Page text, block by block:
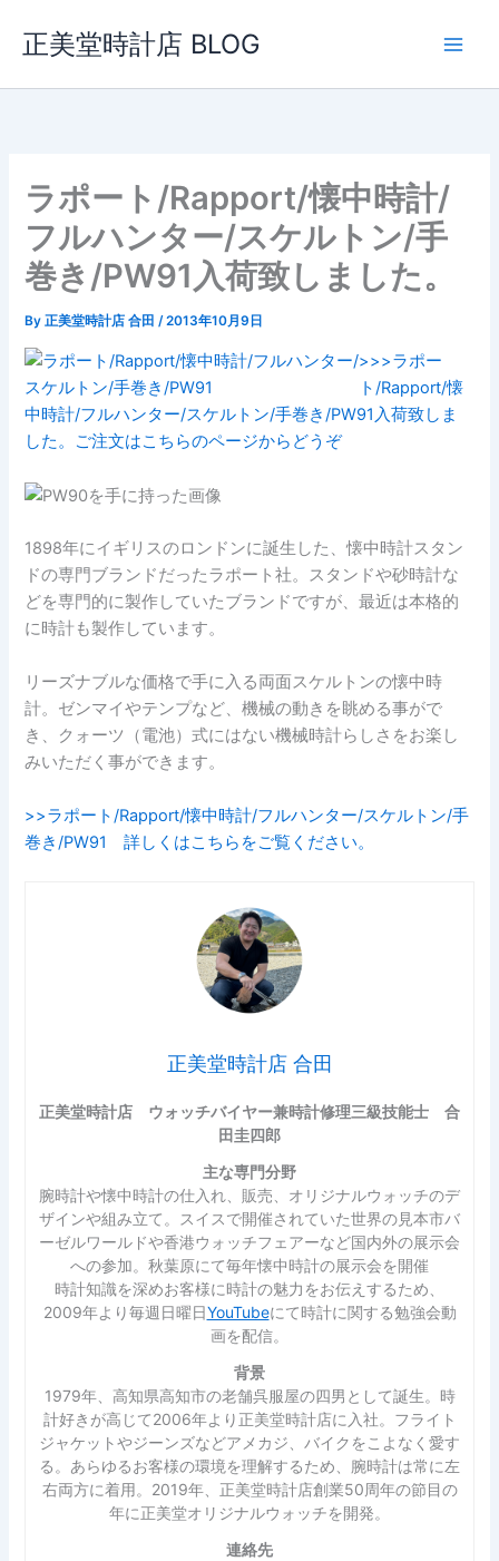
ス
正美堂時計店 BLOG
ラポート/Rapport/懐中時計/
フルハンター/スケルトン/手
巻き/PW91入荷致しました。
By正美堂時計店 合田/2013年10月9日
>>>ラポー
ト/Rapport/懐
中時計/フルハンター/スケルトン/手巻き/PW91入荷致しま
した。ご注文はこちらのページからどうぞ
1898年にイギリスのロンドンに誕生した、懐中時計スタン
ドの専門ブランドだったラポート社。スタンドや砂時計な
どを専門的に製作していたブランドですが、最近は本格的
に時計も製作しています。
リーズナブルな価格で手に入る両面スケルトンの懐中時
計。ゼンマイやテンプなど、機械の動きを眺める事がで
き、クォーツ（電池）式にはない機械時計らしさをお楽し
みいただく事ができます。
>>ラポート/Rapport/懐中時計/フルハンター/スケルトン/手
巻き/PW91 詳しくはこちらをご覧ください。
正美堂時計店 合田
正美堂時計店 ウォッチバイヤー兼時計修理三級技能士 合
田圭四郎
主な専門分野
腕時計や懐中時計の仕入れ、販売、オリジナルウォッチのデ
ザインや組み立て。スイスで開催されていた世界の見本市バ
ーゼルワールドや香港ウォッチフェアーなど国内外の展示会
への参加。秋葉原にて毎年懐中時計の展示会を開催
時計知識を深めお客様に時計の魅力をお伝えするため、
2009年より毎週日曜日YouTubeにて時計に関する勉強会動
画を配信。
背景
1979年、高知県高知市の老舗呉服屋の四男として誕生。時
計好きが高じて2006年より正美堂時計店に入社。フライト
ジャケットやジーンズなどアメカジ、バイクをこよなく愛す
る。あらゆるお客様の環境を理解するため、腕時計は常に左
右両方に着用。2019年、正美堂時計店創業50周年の節目の
年に正美堂オリジナルウォッチを開発。
連絡先